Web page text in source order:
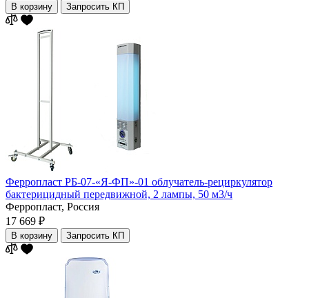
В корзину Запросить КП
Ферропласт РБ-07-«Я-ФП»-01 облучатель-рециркулятор
бактерицидный передвижной, 2 лампы, 50 м3/ч
Ферропласт, Россия
17 669 ₽
В корзину Запросить КП